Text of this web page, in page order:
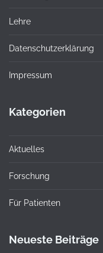
Lehre
Datenschutzerklärung
Impressum
Kategorien
Aktuelles
Forschung
Für Patienten
Neueste Beiträge